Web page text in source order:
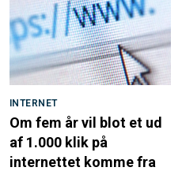
INTERNET
Om fem år vil blot et ud
af 1.000 klik på
internettet komme fra